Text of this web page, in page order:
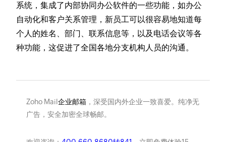
系统，集成了内部协同办公软件的一些功能，如办公
自动化和客户关系管理，新员工可以很容易地知道每
个人的姓名、部门、联系信息等，以及电话会议等各
种功能，这促进了全国各地分支机构人员的沟通。
Zoho Mail企业邮箱，深受国内外企业一致喜爱。纯净无
广告，安全加密全球畅邮。